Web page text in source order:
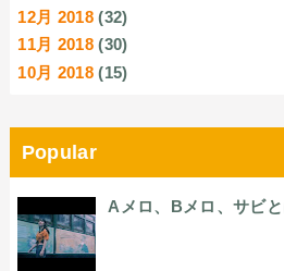
12月 2018 (32)
11月 2018 (30)
10月 2018 (15)
Popular
Aメロ、Bメロ、サビ